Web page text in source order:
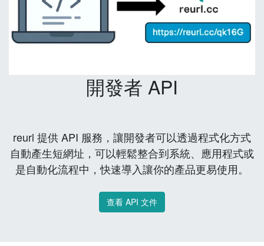
開發者 API
reurl 提供 API 服務，讓開發者可以透過程式化方式
自動產生短網址，可以輕鬆整合到系統、應用程式或
是自動化流程中，快速導入讓你的產品更易使用。
查看 API 文件